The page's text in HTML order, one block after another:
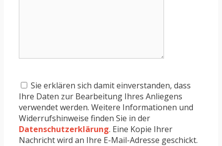
Sie erklären sich damit einverstanden, dass
Ihre Daten zur Bearbeitung Ihres Anliegens
verwendet werden. Weitere Informationen und
Widerrufshinweise finden Sie in der
Datenschutzerklärung. Eine Kopie Ihrer
Nachricht wird an Ihre E-Mail-Adresse geschickt.